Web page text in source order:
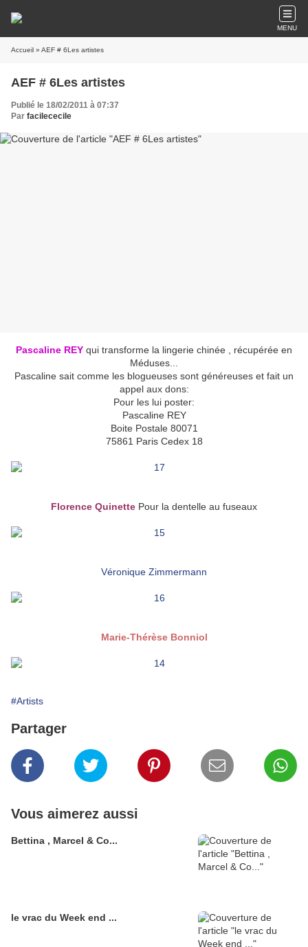
MENU
Accueil » AEF # 6Les artistes
AEF # 6Les artistes
Publié le 18/02/2011 à 07:37
Par facilececile
Pascaline REY qui transforme la lingerie chinée , récupérée en
Méduses...
Pascaline sait comme les blogueuses sont généreuses et fait un
appel aux dons:
Pour les lui poster:
Pascaline REY
Boite Postale 80071
75861 Paris Cedex 18
Florence Quinette Pour la dentelle au fuseaux
Véronique Zimmermann
Marie-Thérèse Bonniol
#Artists
Partager
Vous aimerez aussi
Bettina , Marcel & Co...
le vrac du Week end ...